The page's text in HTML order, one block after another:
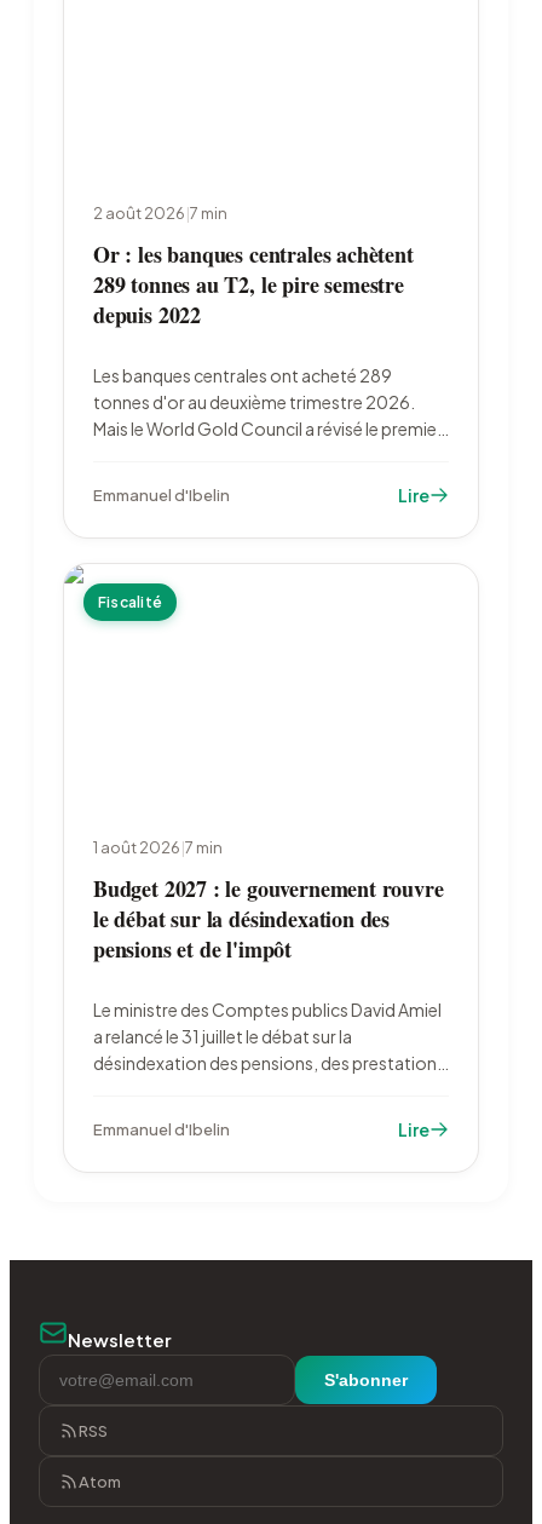
2 août 2026|7 min
Or : les banques centrales achètent
289 tonnes au T2, le pire semestre
depuis 2022
Les banques centrales ont acheté 289
tonnes d'or au deuxième trimestre 2026.
Mais le World Gold Council a révisé le premier
cours reste 27 % sous son record de janvier.
Emmanuel d'Ibelin Lire
Fiscalité
1 août 2026|7 min
Budget 2027 : le gouvernement rouvre
le débat sur la désindexation des
pensions et de l'impôt
Le ministre des Comptes publics David Amiel
a relancé le 31 juillet le débat sur la
désindexation des pensions, des prestations
blanche en 2027. Le Parlement avait rejeté la
mesure pour 2026.
Emmanuel d'Ibelin Lire
Newsletter
S'abonner
RSS
Atom